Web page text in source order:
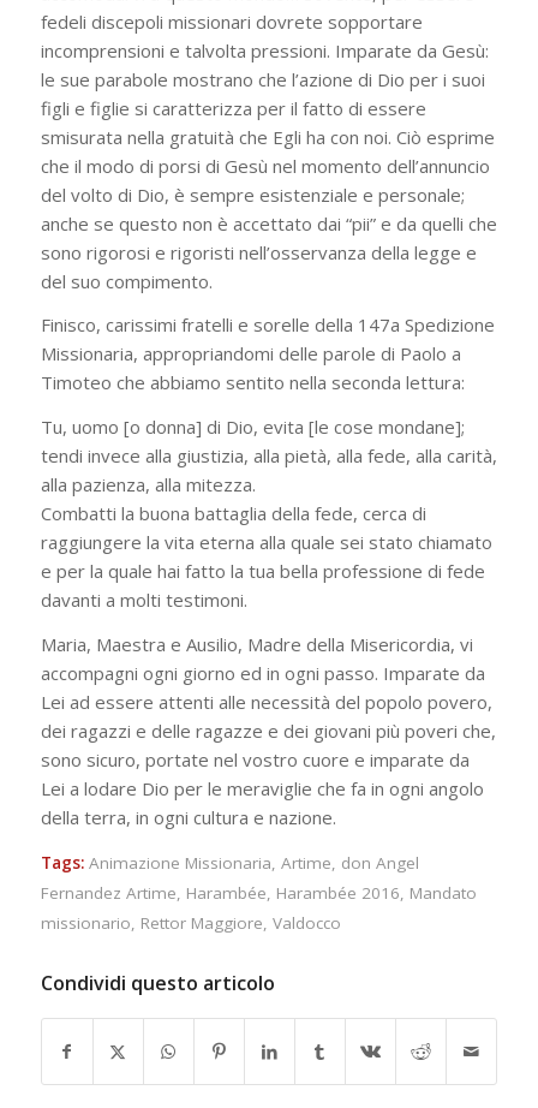
fedeli discepoli missionari dovrete sopportare
incomprensioni e talvolta pressioni. Imparate da Gesù:
le sue parabole mostrano che l’azione di Dio per i suoi
figli e figlie si caratterizza per il fatto di essere
smisurata nella gratuità che Egli ha con noi. Ciò esprime
che il modo di porsi di Gesù nel momento dell’annuncio
del volto di Dio, è sempre esistenziale e personale;
anche se questo non è accettato dai “pii” e da quelli che
sono rigorosi e rigoristi nell’osservanza della legge e
del suo compimento.
Finisco, carissimi fratelli e sorelle della 147a Spedizione
Missionaria, appropriandomi delle parole di Paolo a
Timoteo che abbiamo sentito nella seconda lettura:
Tu, uomo [o donna] di Dio, evita [le cose mondane];
tendi invece alla giustizia, alla pietà, alla fede, alla carità,
alla pazienza, alla mitezza.
Combatti la buona battaglia della fede, cerca di
raggiungere la vita eterna alla quale sei stato chiamato
e per la quale hai fatto la tua bella professione di fede
davanti a molti testimoni.
Maria, Maestra e Ausilio, Madre della Misericordia, vi
accompagni ogni giorno ed in ogni passo. Imparate da
Lei ad essere attenti alle necessità del popolo povero,
dei ragazzi e delle ragazze e dei giovani più poveri che,
sono sicuro, portate nel vostro cuore e imparate da
Lei a lodare Dio per le meraviglie che fa in ogni angolo
della terra, in ogni cultura e nazione.
Tags: Animazione Missionaria, Artime, don Angel
Fernandez Artime, Harambée, Harambée 2016, Mandato
missionario, Rettor Maggiore, Valdocco
Condividi questo articolo